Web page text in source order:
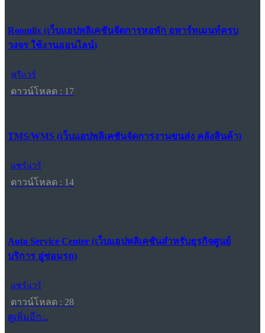
Roomlix (เว็บแอปพลิเคชันจัดการหอพัก อพาร์ทเมนท์ครบ
วงจร ใช้งานออนไลน์)
ฟรีแวร์
ดาวน์โหลด : 17
TMS/WMS (เว็บแอปพลิเคชันจัดการงานขนส่ง คลังสินค้า)
แชร์แวร์
ดาวน์โหลด : 14
Auto Service Center (เว็บแอปพลิเคชันสำหรับธุรกิจศูนย์
บริการ อู่ซ่อมรถ)
แชร์แวร์
ดาวน์โหลด : 28
ดูเพิ่มอีก...